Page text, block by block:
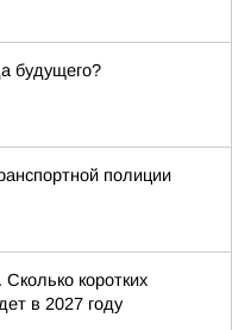
будущего?
полиции
коротких
в 2027 году